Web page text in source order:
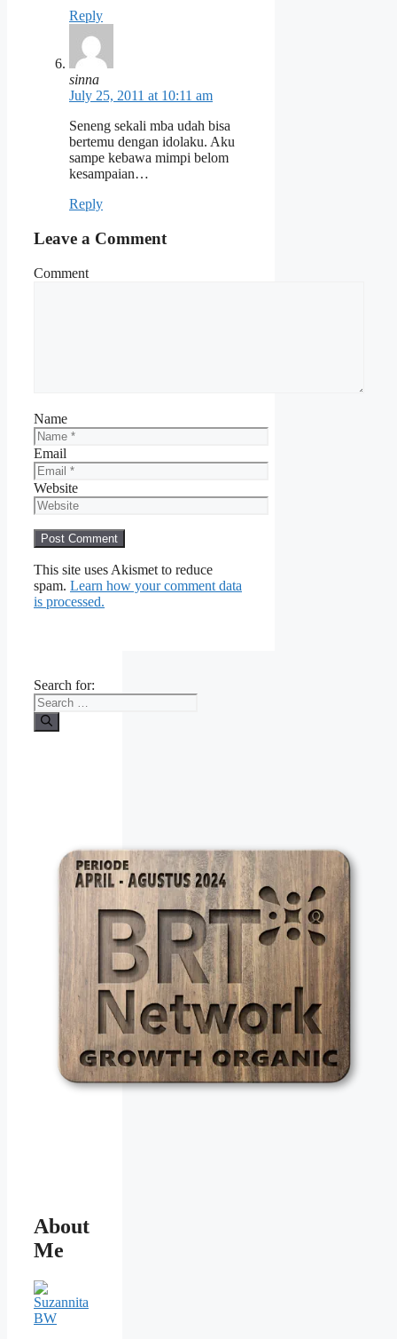
Reply
sinna
July 25, 2011 at 10:11 am
Seneng sekali mba udah bisa
bertemu dengan idolaku. Aku
sampe kebawa mimpi belom
kesampaian…
Reply
Leave a Comment
Comment
Name
Email
Website
This site uses Akismet to reduce
spam. Learn how your comment data
is processed.
Search for:
About
Me